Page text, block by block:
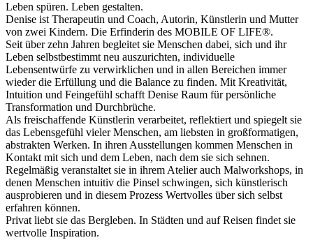
Leben spüren. Leben gestalten.
Denise ist Therapeutin und Coach, Autorin, Künstlerin und Mutter
von zwei Kindern. Die Erfinderin des MOBILE OF LIFE®.
Seit über zehn Jahren begleitet sie Menschen dabei, sich und ihr
Leben selbstbestimmt neu auszurichten, individuelle
Lebensentwürfe zu verwirklichen und in allen Bereichen immer
wieder die Erfüllung und die Balance zu finden. Mit Kreativität,
Intuition und Feingefühl schafft Denise Raum für persönliche
Transformation und Durchbrüche.
Als freischaffende Künstlerin verarbeitet, reflektiert und spiegelt sie
das Lebensgefühl vieler Menschen, am liebsten in großformatigen,
abstrakten Werken. In ihren Ausstellungen kommen Menschen in
Kontakt mit sich und dem Leben, nach dem sie sich sehnen.
Regelmäßig veranstaltet sie in ihrem Atelier auch Malworkshops, in
denen Menschen intuitiv die Pinsel schwingen, sich künstlerisch
ausprobieren und in diesem Prozess Wertvolles über sich selbst
erfahren können.
Privat liebt sie das Bergleben. In Städten und auf Reisen findet sie
wertvolle Inspiration.